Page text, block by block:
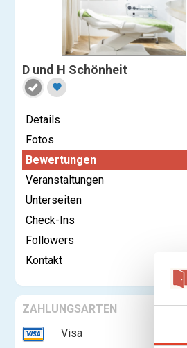
D und H Schönheit
favorite
Details
Fotos
Bewertungen
Veranstaltungen
Unterseiten
Check-Ins
Followers
Kontakt
ZAHLUNGSARTEN
Visa